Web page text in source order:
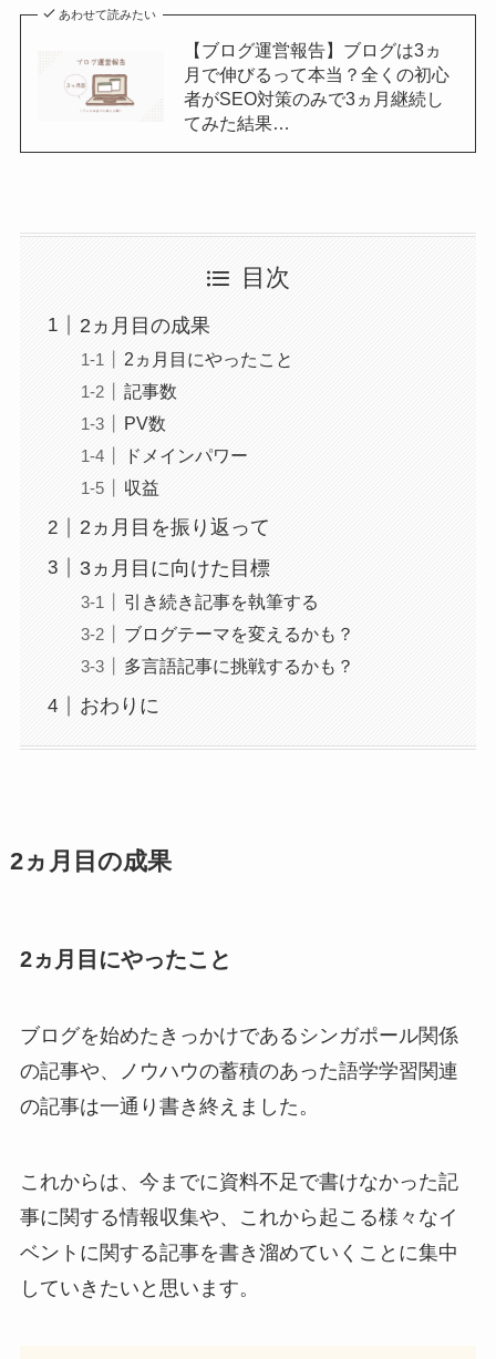
あわせて読みたい
【ブログ運営報告】ブログは3ヵ
月で伸びるって本当？全くの初心
者がSEO対策のみで3ヵ月継続し
てみた結果…
目次
2ヵ月目の成果
2ヵ月目にやったこと
記事数
PV数
ドメインパワー
収益
2ヵ月目を振り返って
3ヵ月目に向けた目標
引き続き記事を執筆する
ブログテーマを変えるかも？
多言語記事に挑戦するかも？
おわりに
2ヵ月目の成果
2ヵ月目にやったこと
ブログを始めたきっかけであるシンガポール関係
の記事や、ノウハウの蓄積のあった語学学習関連
の記事は一通り書き終えました。
これからは、今までに資料不足で書けなかった記
事に関する情報収集や、これから起こる様々なイ
ベントに関する記事を書き溜めていくことに集中
していきたいと思います。